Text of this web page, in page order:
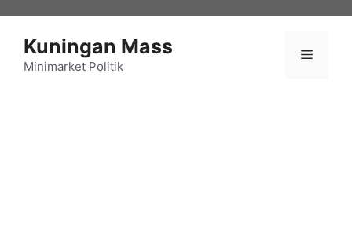
Kuningan Mass
Minimarket Politik
Menu